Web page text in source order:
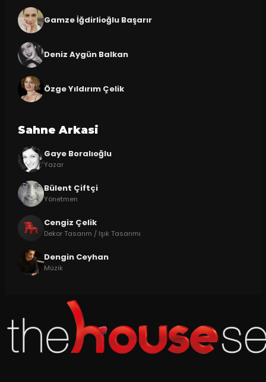
Gamze İğdirlioğlu Başarır
Deniz Aygün Balkan
Özge Yıldırım Çelik
Sahne Arkasi
Gaye Boralıoğlu
Yazar
Bülent Çiftçi
Yönetmen
Cengiz Çelik
Dekor Tasarım / Işık Tasarımı
Dengin Ceyhan
Müzik